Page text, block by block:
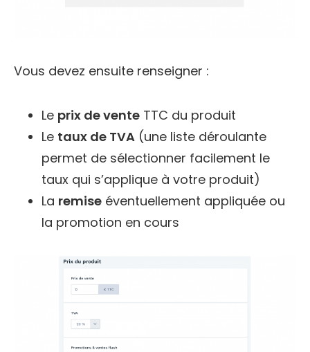
Vous devez ensuite renseigner :
Le prix de vente TTC du produit
Le taux de TVA (une liste déroulante
permet de sélectionner facilement le
taux qui s’applique à votre produit)
La remise éventuellement appliquée ou
la promotion en cours